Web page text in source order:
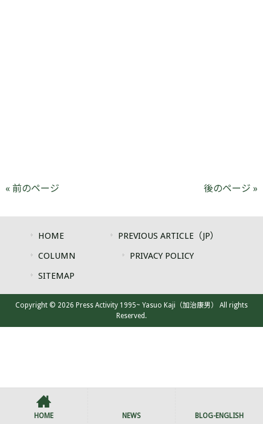
« 前のページ 後のページ »
HOME
PREVIOUS ARTICLE（JP）
COLUMN
PRIVACY POLICY
SITEMAP
Copyright © 2026 Press Activity 1995~ Yasuo Kaji（加治康男） All rights
Reserved.
HOME NEWS BLOG-ENGLISH